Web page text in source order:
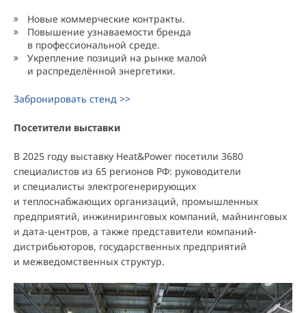
Новые коммерческие контракты.
Повышение узнаваемости бренда
в профессиональной среде.
Укрепление позиций на рынке малой
и распределённой энергетики.
Забронировать стенд >>
Посетители выставки
В 2025 году выставку Heat&Power посетили 3680
специалистов из 65 регионов РФ: руководители
и специалисты электрогенерирующих
и теплоснабжающих организаций, промышленных
предприятий, инжиниринговых компаний, майнинговых
и дата-центров, а также представители компаний-
дистрибьюторов, государственных предприятий
и межведомственных структур.